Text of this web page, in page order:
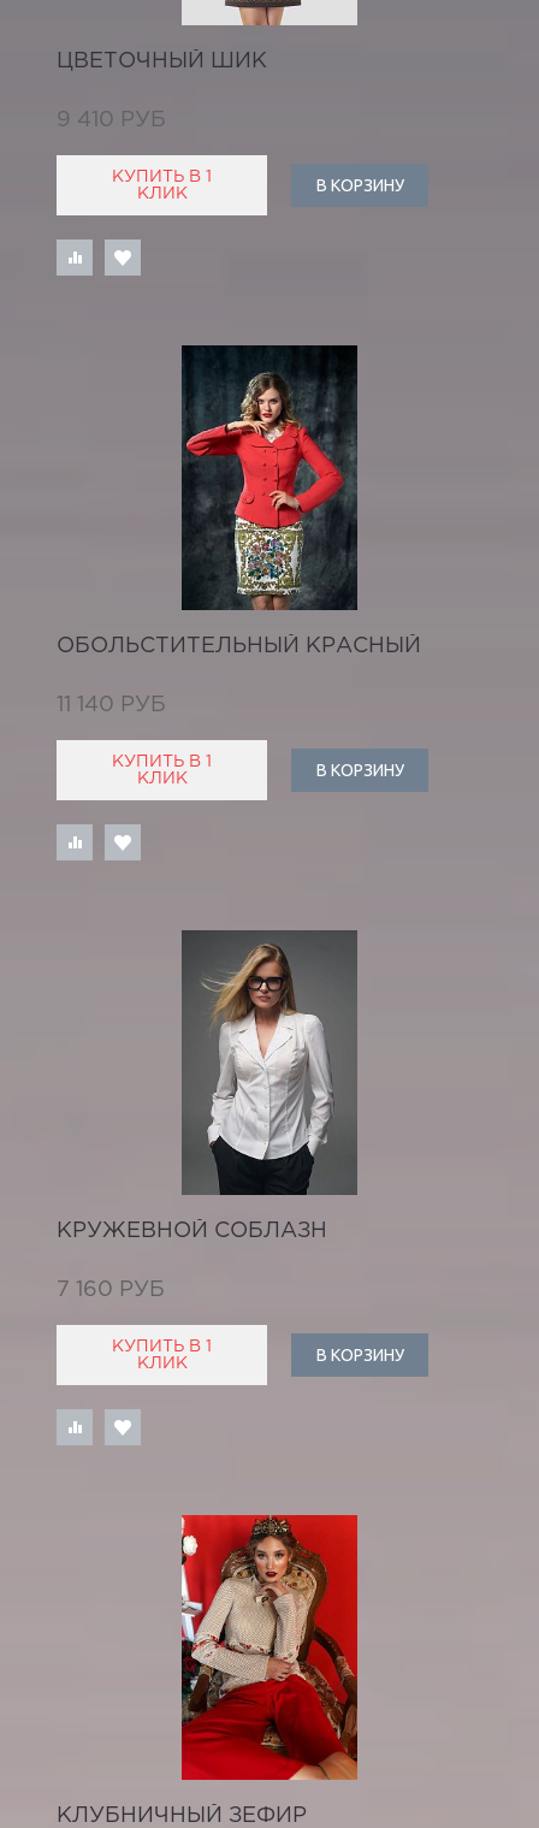
ЦВЕТОЧНЫЙ ШИК
9 410 РУБ
КУПИТЬ В 1
КЛИК
В КОРЗИНУ
ОБОЛЬСТИТЕЛЬНЫЙ КРАСНЫЙ
11 140 РУБ
КУПИТЬ В 1
КЛИК
В КОРЗИНУ
КРУЖЕВНОЙ СОБЛАЗН
7 160 РУБ
КУПИТЬ В 1
КЛИК
В КОРЗИНУ
КЛУБНИЧНЫЙ ЗЕФИР